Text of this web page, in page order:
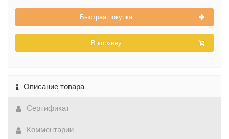
Быстрая покупка
В корзину
Описание товара
Сертификат
Комментарии